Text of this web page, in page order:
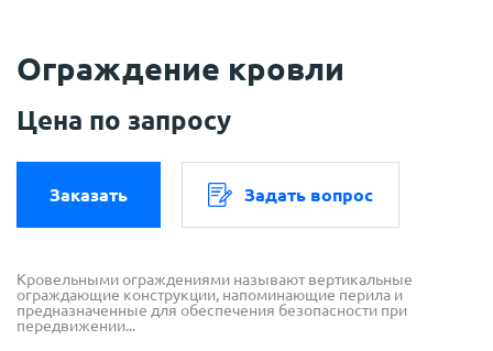
Ограждение кровли
Цена по запросу
Заказать Задать вопрос
Кровельными ограждениями называют вертикальные
ограждающие конструкции, напоминающие перила и
предназначенные для обеспечения безопасности при
передвижении...